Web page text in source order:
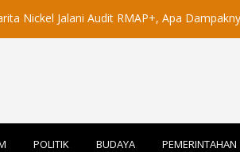
Jalani Audit RMAP+, Apa Dampaknya
POLITIK BUDAYA PEMERINTAHAN